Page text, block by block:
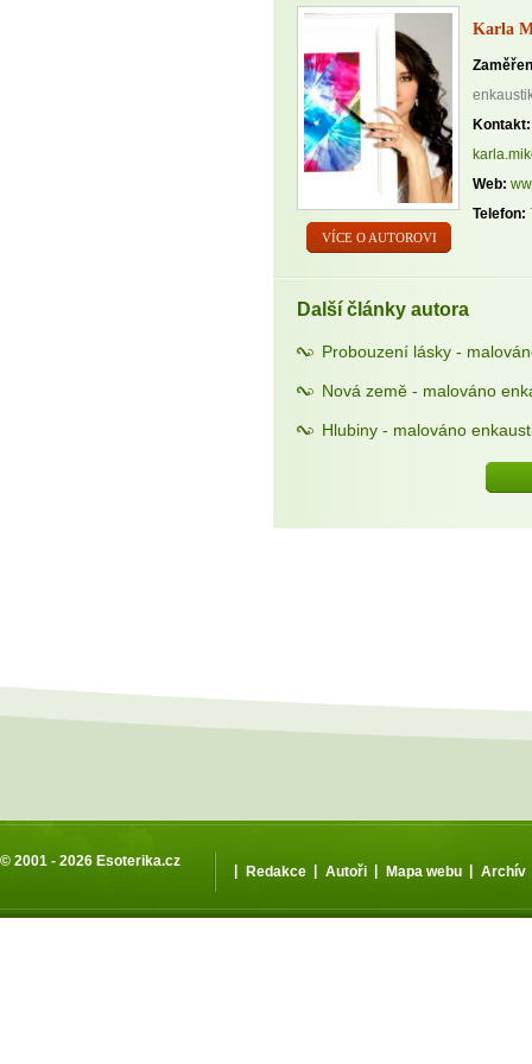
VÍCE O AUTOROVI
Karla
Kontakt:
Web:
Telefon:
Další články autora
Probouzení lásky -
Nová země - malováno
Hlubiny - malováno
© 2001 - 2026 Esoterika.cz
| Redakce | Autoři | Mapa webu | Archív